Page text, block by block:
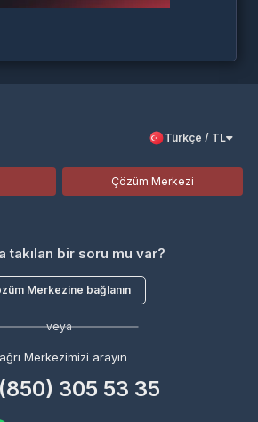
Türkçe / TL
Çözüm Merkezi
takılan bir soru mu var?
Merkezine bağlanın
veya
Merkezimizi arayın
305 53 35